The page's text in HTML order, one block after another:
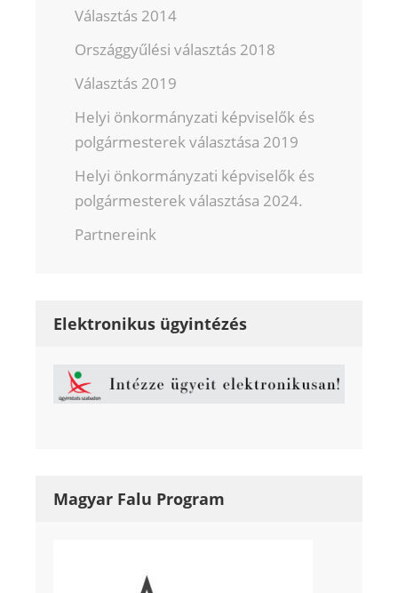
Választás 2014
Országgyűlési választás 2018
Választás 2019
Helyi önkormányzati képviselők és
polgármesterek választása 2019
Helyi önkormányzati képviselők és
polgármesterek választása 2024.
Partnereink
Elektronikus ügyintézés
Magyar Falu Program